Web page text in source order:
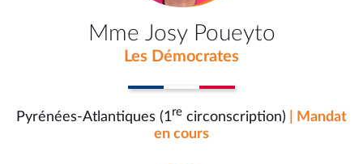
Mme Josy Poueyto
Les Démocrates
Pyrénées-Atlantiques (1re circonscription)
| Mandat
en cours